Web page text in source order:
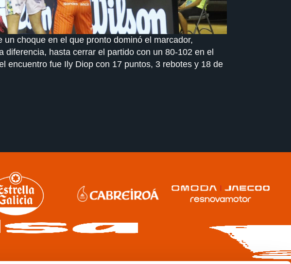
choque en el que pronto dominó el marcador,
hasta cerrar el partido con un 80-102 en el
encuentro fue Ily Diop con 17 puntos, 3 rebotes y 18 de